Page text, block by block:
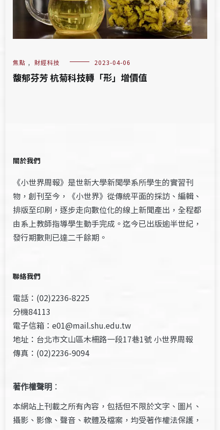
焦點 , 財經科技 2023-04-06
馥郁芬芳​ ​杭菊科技轉「形」增價值
關於我們
《小世界周報》是世新大學新聞學系所學生的實習刊
物，創刊至今，《小世界》從傳統平面的採訪、編輯、
排版至印刷，逐步走向數位化的線上新聞產出，全程都
由系上教師指導學生動手完成。迄今已出版逾半世紀，
發行期數則已達二千餘期。
聯絡我們
電話：(02)2236-8225
分機84113
電子信箱：e01@mail.shu.edu.tw
地址：台北市文山區木柵路一段17巷1號 小世界周報
傳真：(02)2236-9094
著作權聲明 ：
本網站上刊載之所有內容，包括但不限於文字、圖片、
攝影、影像、聲音、軟體及檔案，均受著作權法保護，